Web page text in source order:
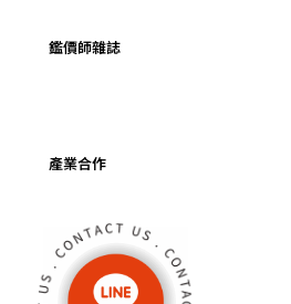
鑑價師雜誌
產業合作